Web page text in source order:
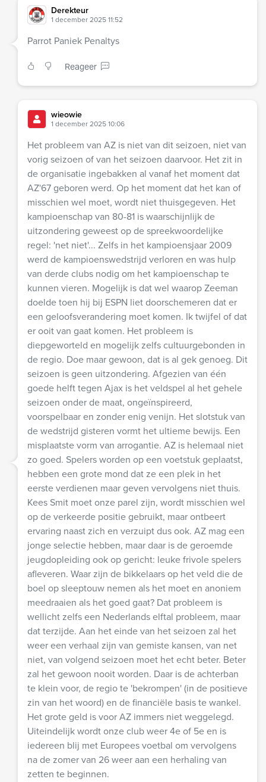
Derekteur
1 december 2025 11:52
Parrot Paniek Penaltys
Reageer
wieowie
1 december 2025 10:06
Het probleem van AZ is niet van dit seizoen, niet van
vorig seizoen of van het seizoen daarvoor. Het zit in
de organisatie ingebakken al vanaf het moment dat
AZ'67 geboren werd. Op het moment dat het kan of
misschien wel moet, wordt niet thuisgegeven. Het
kampioenschap van 80-81 is waarschijnlijk de
uitzondering geweest op de spreekwoordelijke
regel: 'net niet'... Zelfs in het kampioensjaar 2009
werd de kampioenswedstrijd verloren en was hulp
van derde clubs nodig om het kampioenschap te
kunnen vieren. Mogelijk is dat wel waarop Zeeman
doelde toen hij bij ESPN liet doorschemeren dat er
een geloofsverandering moet komen. Ik twijfel of dat
er ooit van gaat komen. Het probleem is
diepgeworteld en mogelijk zelfs cultuurgebonden in
de regio. Doe maar gewoon, dat is al gek genoeg. Dit
seizoen is geen uitzondering. Afgezien van één
goede helft tegen Ajax is het veldspel al het gehele
seizoen onder de maat, ongeïnspireerd,
voorspelbaar en zonder enig venijn. Het slotstuk van
de wedstrijd gisteren vormt het ultieme bewijs. Een
misplaatste vorm van arrogantie. AZ is helemaal niet
zo goed. Spelers worden op een voetstuk geplaatst,
hebben een grote mond dat ze een plek in het
eerste verdienen maar geven vervolgens niet thuis.
Kees Smit moet onze parel zijn, wordt misschien wel
op de verkeerde positie gebruikt, maar ontbeert
ervaring naast zich en verzuipt dus ook. AZ mag een
jonge selectie hebben, maar daar is de geroemde
jeugdopleiding ook op gericht: leuke frivole spelers
afleveren. Waar zijn de bikkelaars op het veld die de
boel op sleeptouw nemen als het moet en anoniem
meedraaien als het goed gaat? Dat probleem is
wellicht zelfs een Nederlands elftal probleem, maar
dat terzijde. Aan het einde van het seizoen zal het
weer een verhaal zijn van gemiste kansen, van net
niet, van volgend seizoen moet het echt beter. Beter
zal het gewoon nooit worden. Daar is de achterban
te klein voor, de regio te 'bekrompen' (in de positieve
zin van het woord) en de financiële basis te wankel.
Het grote geld is voor AZ immers niet weggelegd.
Uiteindelijk wordt onze club weer 4e of 5e en is
iedereen blij met Europees voetbal om vervolgens
na de zomer van 26 weer aan een herhaling van
zetten te beginnen.